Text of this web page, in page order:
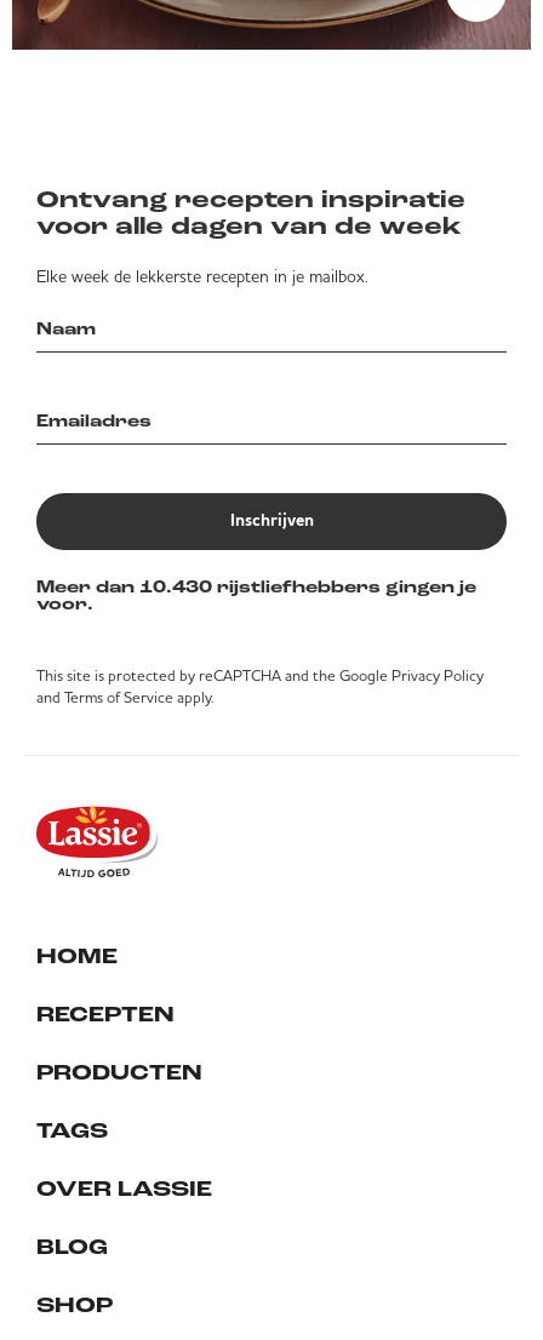
Ontvang recepten inspiratie
voor alle dagen van de week
Elke week de lekkerste recepten in je mailbox.
Inschrijven
Meer dan 10.430 rijstliefhebbers gingen je
voor.
This site is protected by reCAPTCHA and the Google Privacy Policy
and Terms of Service apply.
HOME
RECEPTEN
PRODUCTEN
TAGS
OVER LASSIE
BLOG
SHOP